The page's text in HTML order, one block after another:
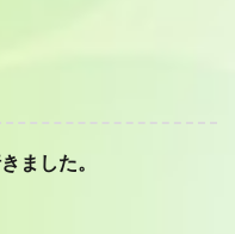
ました。